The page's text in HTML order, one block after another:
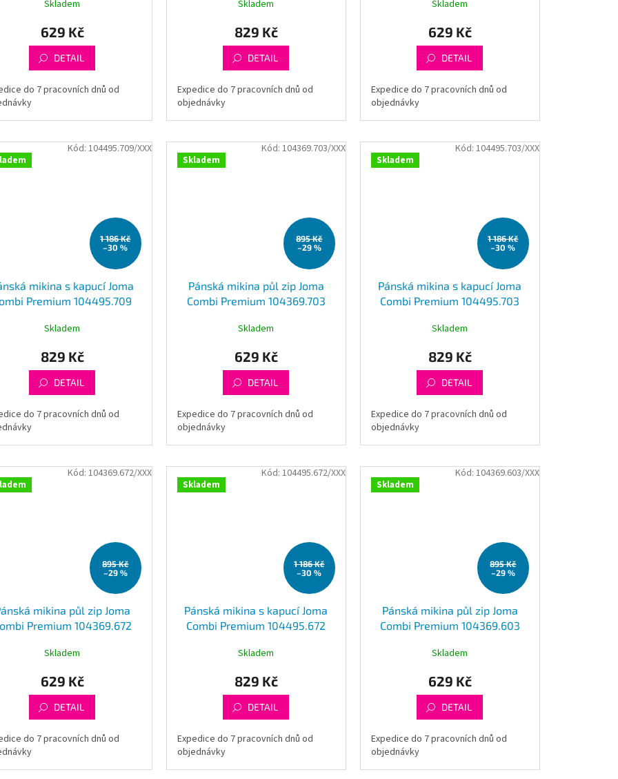
Skladem
629 Kč
DETAIL
do 7 pracovních dnů od
Skladem
829 Kč
DETAIL
Expedice do 7 pracovních dnů od
objednávky
Skladem
629 Kč
DETAIL
Expedice do 7 pracovních dnů od
objednávky
1 186 Kč
–30 %
mikina s kapucí Joma
Premium 104495.709
Skladem
829 Kč
DETAIL
do 7 pracovních dnů od
Kód: 104495.709/XXX
Skladem
895 Kč
–29 %
Pánská mikina půl zip Joma
Combi Premium 104369.703
Skladem
629 Kč
DETAIL
Expedice do 7 pracovních dnů od
objednávky
Kód: 104369.703/XXX
Skladem
1 186 Kč
–30 %
Pánská mikina s kapucí Joma
Combi Premium 104495.703
Skladem
829 Kč
DETAIL
Expedice do 7 pracovních dnů od
objednávky
Kód: 104495.703/XXX
895 Kč
–29 %
mikina půl zip Joma
Premium 104369.672
Skladem
629 Kč
DETAIL
do 7 pracovních dnů od
Kód: 104369.672/XXX
Skladem
1 186 Kč
–30 %
Pánská mikina s kapucí Joma
Combi Premium 104495.672
Skladem
829 Kč
DETAIL
Expedice do 7 pracovních dnů od
objednávky
Kód: 104495.672/XXX
Skladem
895 Kč
–29 %
Pánská mikina půl zip Joma
Combi Premium 104369.603
Skladem
629 Kč
DETAIL
Expedice do 7 pracovních dnů od
objednávky
Kód: 104369.603/XXX